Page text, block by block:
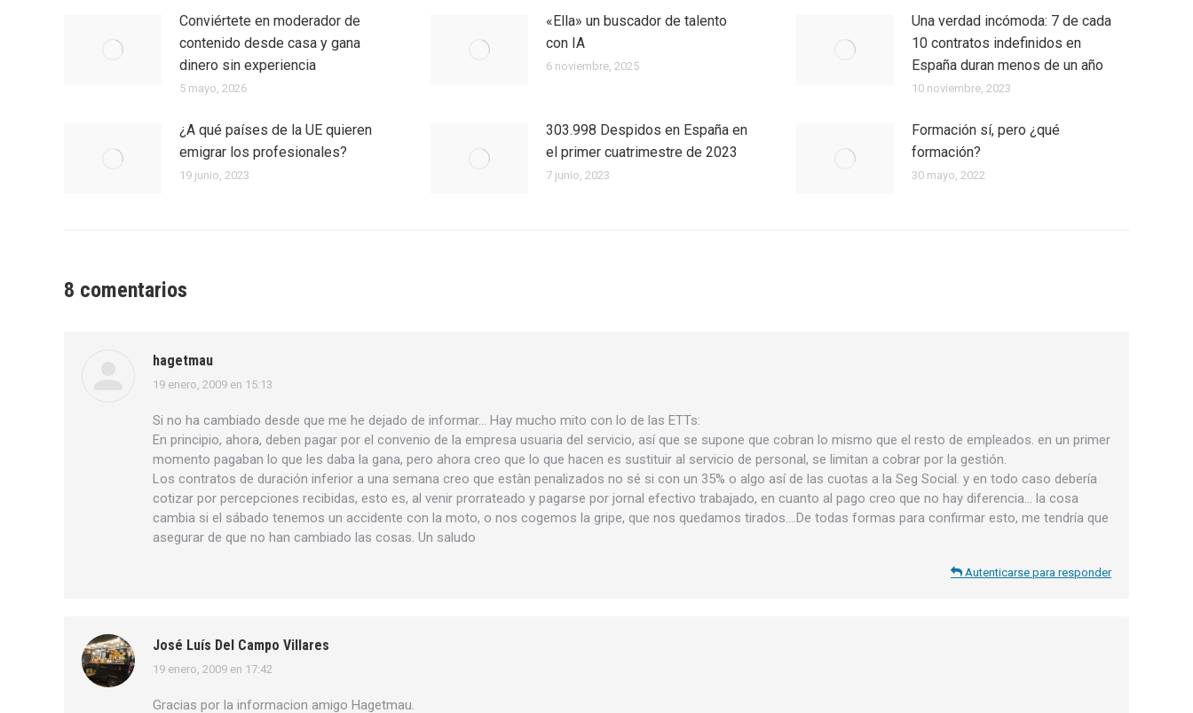
Conviértete en moderador de
contenido desde casa y gana
dinero sin experiencia
5 mayo, 2026
«Ella» un buscador de talento
con IA
6 noviembre, 2025
Una verdad incómoda: 7 de cada
10 contratos indefinidos en
España duran menos de un año
10 noviembre, 2023
¿A qué países de la UE quieren
emigrar los profesionales?
19 junio, 2023
303.998 Despidos en España en
el primer cuatrimestre de 2023
7 junio, 2023
Formación sí, pero ¿qué
formación?
30 mayo, 2022
8 comentarios
hagetmau
dice:
19 enero, 2009 en 15:13
Si no ha cambiado desde que me he dejado de informar… Hay mucho mito con lo de las ETTs:
En principio, ahora, deben pagar por el convenio de la empresa usuaria del servicio, así que se supone que cobran lo mismo que el resto de empleados. en un primer
momento pagaban lo que les daba la gana, pero ahora creo que lo que hacen es sustituir al servicio de personal, se limitan a cobrar por la gestión.
Los contratos de duración inferior a una semana creo que estàn penalizados no sé si con un 35% o algo así de las cuotas a la Seg Social. y en todo caso debería
cotizar por percepciones recibidas, esto es, al venir prorrateado y pagarse por jornal efectivo trabajado, en cuanto al pago creo que no hay diferencia… la cosa
cambia si el sábado tenemos un accidente con la moto, o nos cogemos la gripe, que nos quedamos tirados….De todas formas para confirmar esto, me tendría que
asegurar de que no han cambiado las cosas. Un saludo
Autenticarse para responder
José Luís Del Campo Villares
dice:
19 enero, 2009 en 17:42
Gracias por la informacion amigo Hagetmau.